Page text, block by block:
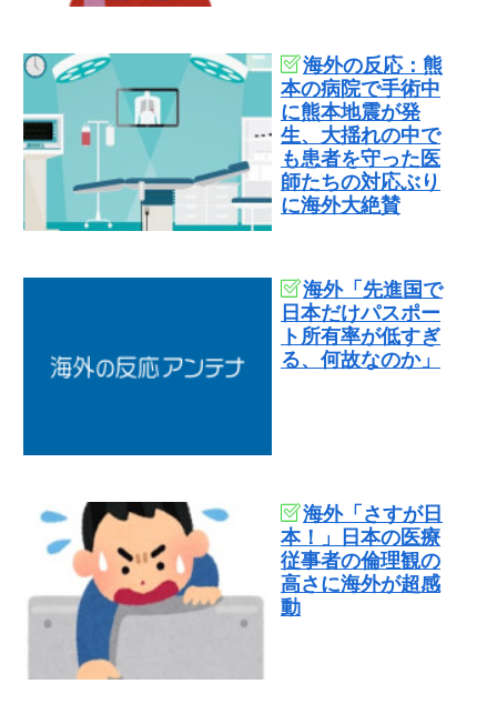
海外の反応：熊
本の病院で手術中
に熊本地震が発
生、大揺れの中で
も患者を守った医
師たちの対応ぶり
に海外大絶賛
海外「先進国で
日本だけパスポー
ト所有率が低すぎ
る、何故なのか」
海外「さすが日
本！」日本の医療
従事者の倫理観の
高さに海外が超感
動